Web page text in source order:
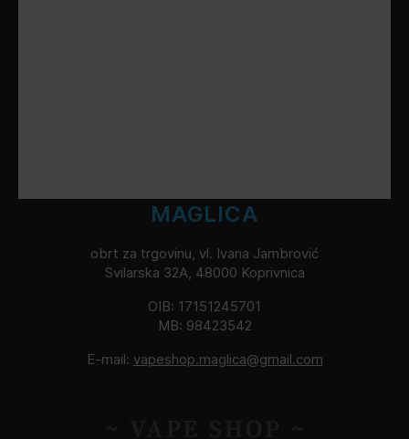
MAGLICA
obrt za trgovinu, vl. Ivana Jambrović
Svilarska 32A, 48000 Koprivnica
OIB: 17151245701
MB: 98423542
E-mail: vapeshop.maglica@gmail.com